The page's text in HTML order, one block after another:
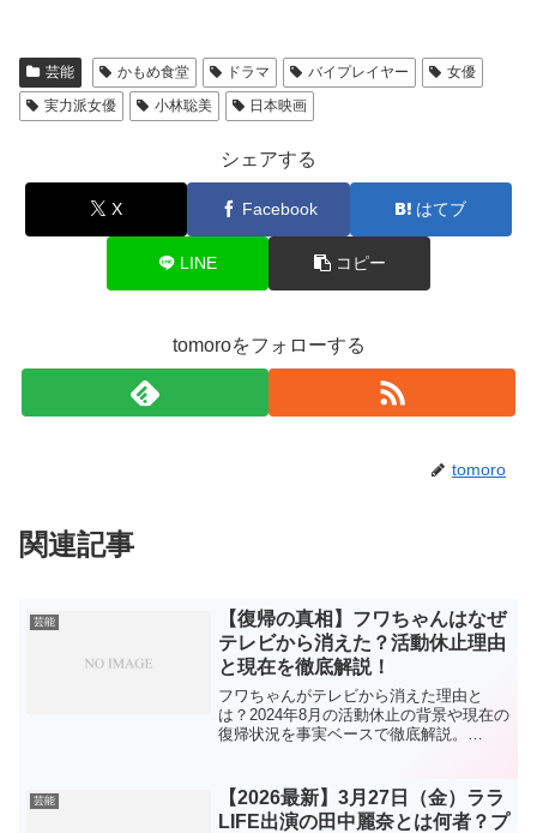
芸能 かもめ食堂 ドラマ バイプレイヤー
女優
実力派女優
小林聡美 日本映画
シェアする
X Facebook はてブ
LINE コピー
tomoroをフォローする
tomoro
関連記事
芸能
【復帰の真相】フワちゃんはなぜ
テレビから消えた？活動休止理由
と現在を徹底解説！
フワちゃんがテレビから消えた理由と
は？2024年8月の活動休止の背景や現在の
復帰状況を事実ベースで徹底解説。
芸能
【2026最新】3月27日（金）ララ
LIFE出演の田中麗奈とは何者？プ